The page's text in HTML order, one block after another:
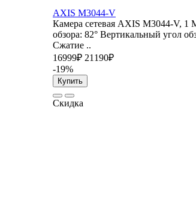
AXIS M3044-V
Камера сетевая AXIS M3044-V, 1
обзора: 82° Вертикальный угол
Сжатие ..
16999₽ 21190₽
-19%
Купить
Скидка